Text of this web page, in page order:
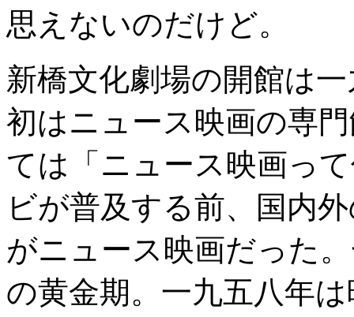
思えないのだけど。
新橋文化劇場の開館は
初はニュース映画の専
ては「ニュース映画っ
ビが普及する前、国内
がニュース映画だった
の黄金期。一九五八年